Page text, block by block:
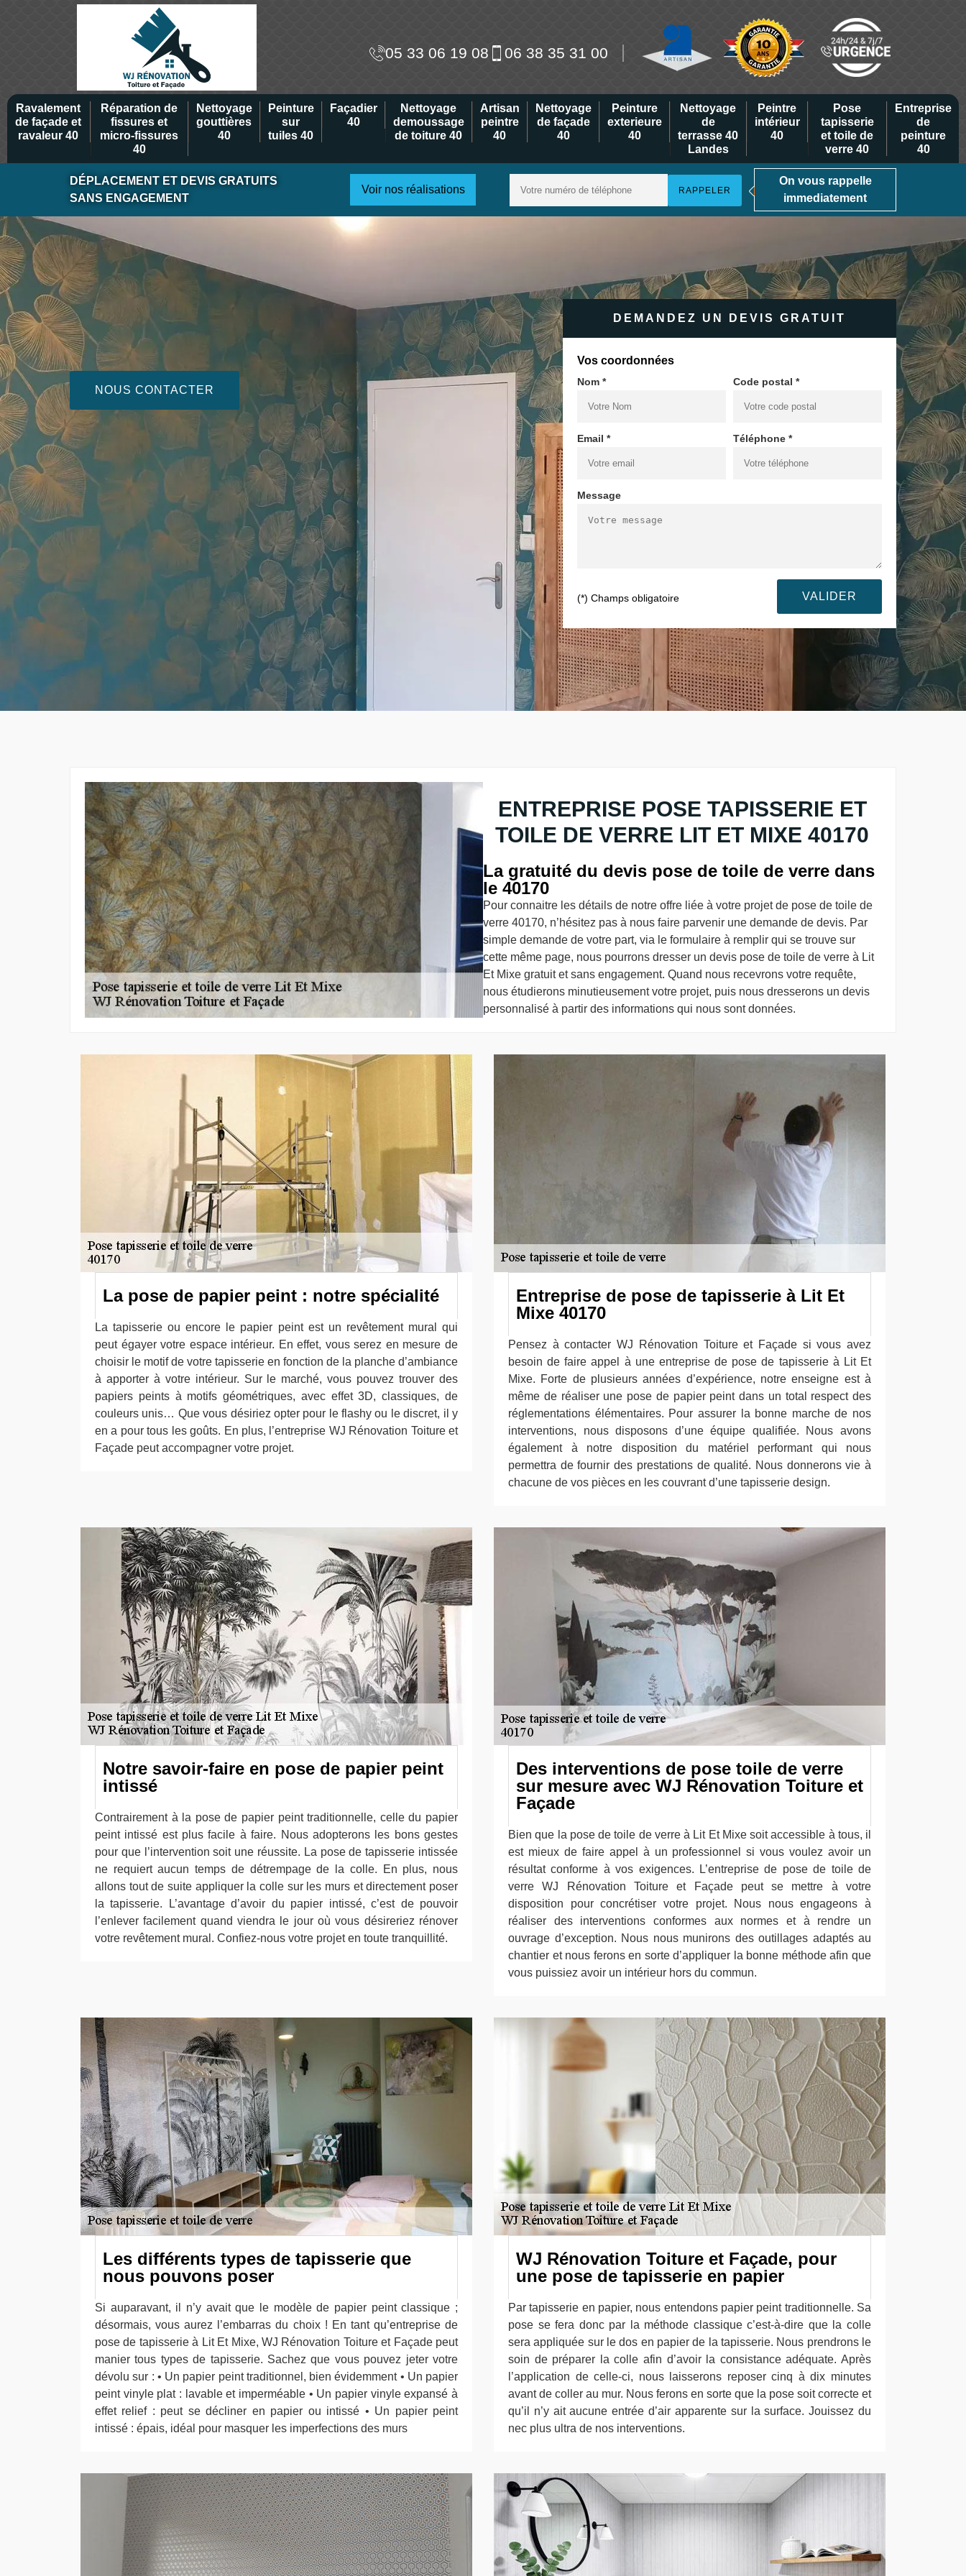
05 33 06 19 08 06 38 35 31 00
Ravalement
de façade et
ravaleur 40
Réparation de
fissures et
micro-fissures
40
Nettoyage
gouttières
40
Peinture
sur
tuiles 40
Façadier
40
Nettoyage
demoussage
de toiture 40
Artisan
peintre
40
Nettoyage
de façade
40
Peinture
exterieure
40
Nettoyage
de
terrasse 40
Landes
Peintre
intérieur
40
Pose
tapisserie
et toile de
verre 40
Entreprise
de
peinture
40
DÉPLACEMENT ET DEVIS GRATUITS
SANS ENGAGEMENT
Voir nos réalisations
On vous rappelle
immediatement
NOUS CONTACTER
DEMANDEZ UN DEVIS GRATUIT
Vos coordonnées
Nom * Code postal *
Email * Téléphone *
Message
(*) Champs obligatoire
ENTREPRISE POSE TAPISSERIE ET
TOILE DE VERRE LIT ET MIXE 40170
La gratuité du devis pose de toile de verre dans
le 40170
Pour connaitre les détails de notre offre liée à votre projet de pose de toile de
verre 40170, n’hésitez pas à nous faire parvenir une demande de devis. Par
simple demande de votre part, via le formulaire à remplir qui se trouve sur
cette même page, nous pourrons dresser un devis pose de toile de verre à Lit
Et Mixe gratuit et sans engagement. Quand nous recevrons votre requête,
nous étudierons minutieusement votre projet, puis nous dresserons un devis
personnalisé à partir des informations qui nous sont données.
La pose de papier peint : notre spécialité
La tapisserie ou encore le papier peint est un revêtement mural qui
peut égayer votre espace intérieur. En effet, vous serez en mesure de
choisir le motif de votre tapisserie en fonction de la planche d’ambiance
à apporter à votre intérieur. Sur le marché, vous pouvez trouver des
papiers peints à motifs géométriques, avec effet 3D, classiques, de
couleurs unis… Que vous désiriez opter pour le flashy ou le discret, il y
en a pour tous les goûts. En plus, l’entreprise WJ Rénovation Toiture et
Façade peut accompagner votre projet.
Entreprise de pose de tapisserie à Lit Et
Mixe 40170
Pensez à contacter WJ Rénovation Toiture et Façade si vous avez
besoin de faire appel à une entreprise de pose de tapisserie à Lit Et
Mixe. Forte de plusieurs années d’expérience, notre enseigne est à
même de réaliser une pose de papier peint dans un total respect des
réglementations élémentaires. Pour assurer la bonne marche de nos
interventions, nous disposons d’une équipe qualifiée. Nous avons
également à notre disposition du matériel performant qui nous
permettra de fournir des prestations de qualité. Nous donnerons vie à
chacune de vos pièces en les couvrant d’une tapisserie design.
Notre savoir-faire en pose de papier peint
intissé
Contrairement à la pose de papier peint traditionnelle, celle du papier
peint intissé est plus facile à faire. Nous adopterons les bons gestes
pour que l’intervention soit une réussite. La pose de tapisserie intissée
ne requiert aucun temps de détrempage de la colle. En plus, nous
allons tout de suite appliquer la colle sur les murs et directement poser
la tapisserie. L’avantage d’avoir du papier intissé, c’est de pouvoir
l’enlever facilement quand viendra le jour où vous désireriez rénover
votre revêtement mural. Confiez-nous votre projet en toute tranquillité.
Des interventions de pose toile de verre
sur mesure avec WJ Rénovation Toiture et
Façade
Bien que la pose de toile de verre à Lit Et Mixe soit accessible à tous, il
est mieux de faire appel à un professionnel si vous voulez avoir un
résultat conforme à vos exigences. L’entreprise de pose de toile de
verre WJ Rénovation Toiture et Façade peut se mettre à votre
disposition pour concrétiser votre projet. Nous nous engageons à
réaliser des interventions conformes aux normes et à rendre un
ouvrage d’exception. Nous nous munirons des outillages adaptés au
chantier et nous ferons en sorte d’appliquer la bonne méthode afin que
vous puissiez avoir un intérieur hors du commun.
Les différents types de tapisserie que
nous pouvons poser
Si auparavant, il n’y avait que le modèle de papier peint classique ;
désormais, vous aurez l’embarras du choix ! En tant qu’entreprise de
pose de tapisserie à Lit Et Mixe, WJ Rénovation Toiture et Façade peut
manier tous types de tapisserie. Sachez que vous pouvez jeter votre
dévolu sur : • Un papier peint traditionnel, bien évidemment • Un papier
peint vinyle plat : lavable et imperméable • Un papier vinyle expansé à
effet relief : peut se décliner en papier ou intissé • Un papier peint
intissé : épais, idéal pour masquer les imperfections des murs
WJ Rénovation Toiture et Façade, pour
une pose de tapisserie en papier
Par tapisserie en papier, nous entendons papier peint traditionnelle. Sa
pose se fera donc par la méthode classique c’est-à-dire que la colle
sera appliquée sur le dos en papier de la tapisserie. Nous prendrons le
soin de préparer la colle afin d’avoir la consistance adéquate. Après
l’application de celle-ci, nous laisserons reposer cinq à dix minutes
avant de coller au mur. Nous ferons en sorte que la pose soit correcte et
qu’il n’y ait aucune entrée d’air apparente sur la surface. Jouissez du
nec plus ultra de nos interventions.